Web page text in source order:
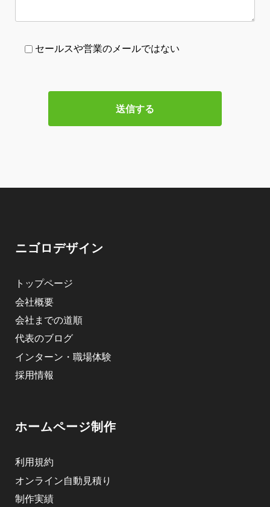
セールスや営業のメールではない
ニゴロデザイン
トップページ
会社概要
会社までの道順
代表のブログ
インターン・職場体験
採用情報
ホームページ制作
利用規約
オンライン自動見積り
制作実績